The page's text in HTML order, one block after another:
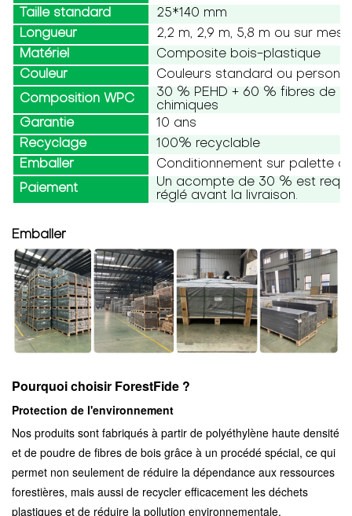
Taille standard
25*140 mm
Longueur
2,2 m, 2,9 m, 5,8 m ou sur
Matériel
Composite bois-plastique
Couleur
Couleurs standard ou
Composition WPC
30 % PEHD + 60 % fibres de
chimiques
Garantie
10 ans
Recyclage
100% recyclable
Emballer
Conditionnement sur palette
Paiement
Un acompte de 30 % est
réglé avant la livraison.
Emballer
Pourquoi choisir ForestFide ?
Protection de l'environnement
Nos produits sont fabriqués à partir de polyéthylène haute densité
et de poudre de fibres de bois grâce à un procédé spécial, ce qui
permet non seulement de réduire la dépendance aux ressources
forestières, mais aussi de recycler efficacement les déchets
plastiques et de réduire la pollution environnementale.